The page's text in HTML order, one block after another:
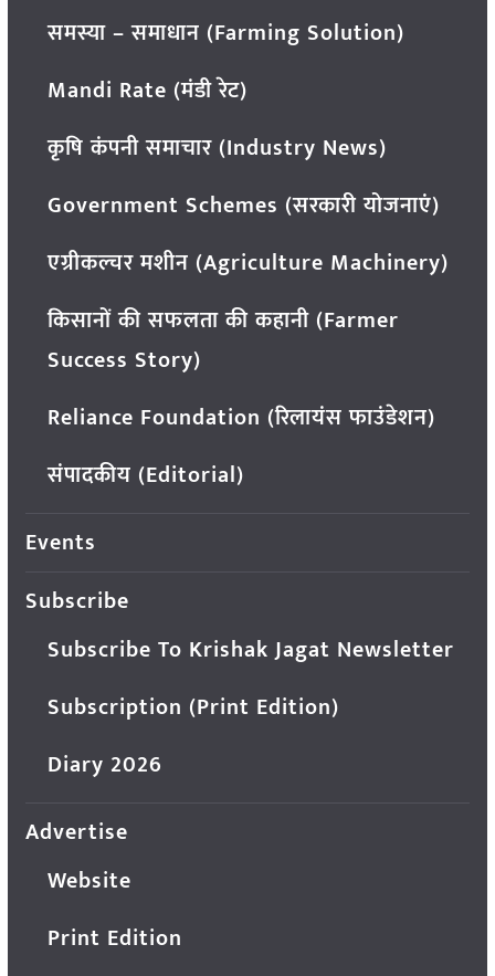
समस्या – समाधान (Farming Solution)
Mandi Rate (मंडी रेट)
कृषि कंपनी समाचार (Industry News)
Government Schemes (सरकारी योजनाएं)
एग्रीकल्चर मशीन (Agriculture Machinery)
किसानों की सफलता की कहानी (Farmer
Success Story)
Reliance Foundation (रिलायंस फाउंडेशन)
संपादकीय (Editorial)
Events
Subscribe
Subscribe To Krishak Jagat Newsletter
Subscription (Print Edition)
Diary 2026
Advertise
Website
Print Edition